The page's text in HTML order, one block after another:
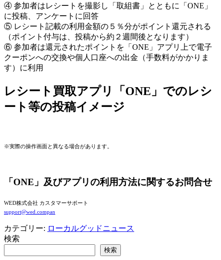
④ 参加者はレシートを撮影し「取組書」とともに「ONE」
に投稿、アンケートに回答
⑤ レシート記載の利用金額の５％分がポイント還元される
（ポイント付与は、投稿から約２週間後となります）
⑥ 参加者は還元されたポイントを「ONE」アプリ上で電子
クーポンへの交換や個人口座への出金（手数料がかかりま
す）に利用
レシート買取アプリ「ONE」でのレシ
ート等の投稿イメージ
※実際の操作画面と異なる場合があります。
「ONE」及びアプリの利用方法に関するお問合せ
WED株式会社 カスタマーサポート
support@wed.compan
カテゴリー: ローカルグッドニュース
検索
検索